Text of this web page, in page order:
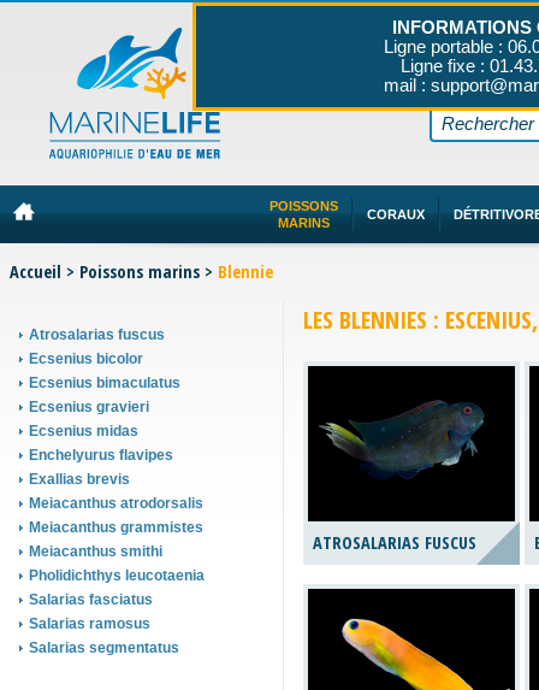
Accueil > Poissons marins > Blennie
Atrosalarias fuscus
Ecsenius bicolor
Ecsenius bimaculatus
Ecsenius gravieri
Ecsenius midas
Enchelyurus flavipes
Exallias brevis
Meiacanthus atrodorsalis
Meiacanthus grammistes
Meiacanthus smithi
Pholidichthys leucotaenia
Salarias fasciatus
Salarias ramosus
Salarias segmentatus
LES BLENNIES :
ATROSALARIAS FUSCUS
POISSONS
MARINS
CORAUX
INFORMATIONS
Ligne portable :
Ligne fixe :
mail :